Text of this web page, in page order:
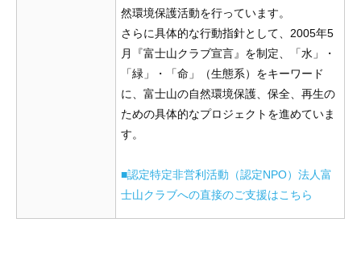
然環境保護活動を行っています。
さらに具体的な行動指針として、2005年5
月『富士山クラブ宣言』を制定、「水」・
「緑」・「命」（生態系）をキーワード
に、富士山の自然環境保護、保全、再生の
ための具体的なプロジェクトを進めていま
す。
■認定特定非営利活動（認定NPO）法人富
士山クラブへの直接のご支援はこちら